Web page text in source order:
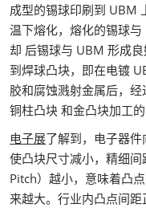
成型的锡球印刷到 UBM
温下熔化，熔化的锡球
却 后锡球与 UBM 形成
到焊球凸块，即在电镀
胶和腐蚀溅射金属后，
铜柱凸块 和金凸块加工的
电子展了解到，电子器
使凸块尺寸减小，精细
Pitch）越小，意味着凸
来越大。行业内凸点间